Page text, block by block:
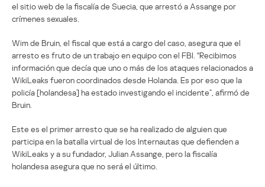
el sitio web de la fiscalía de Suecia, que arrestó a Assange por
crímenes sexuales.
Wim de Bruin, el fiscal que está a cargo del caso, asegura que el
arresto es fruto de un trabajo en equipo con el FBI. “Recibimos
información que decía que uno o más de los ataques relacionados a
WikiLeaks fueron coordinados desde Holanda. Es por eso que la
policía [holandesa] ha estado investigando el incidente”, afirmó de
Bruin.
Este es el primer arresto que se ha realizado de alguien que
participa en la batalla virtual de los Internautas que defienden a
WikiLeaks y a su fundador, Julian Assange, pero la fiscalía
holandesa asegura que no será el último.